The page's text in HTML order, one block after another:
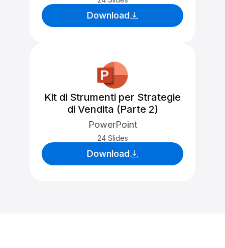
Download
Kit di Strumenti per Strategie
di Vendita (Parte 2)
PowerPoint
24 Slides
Download